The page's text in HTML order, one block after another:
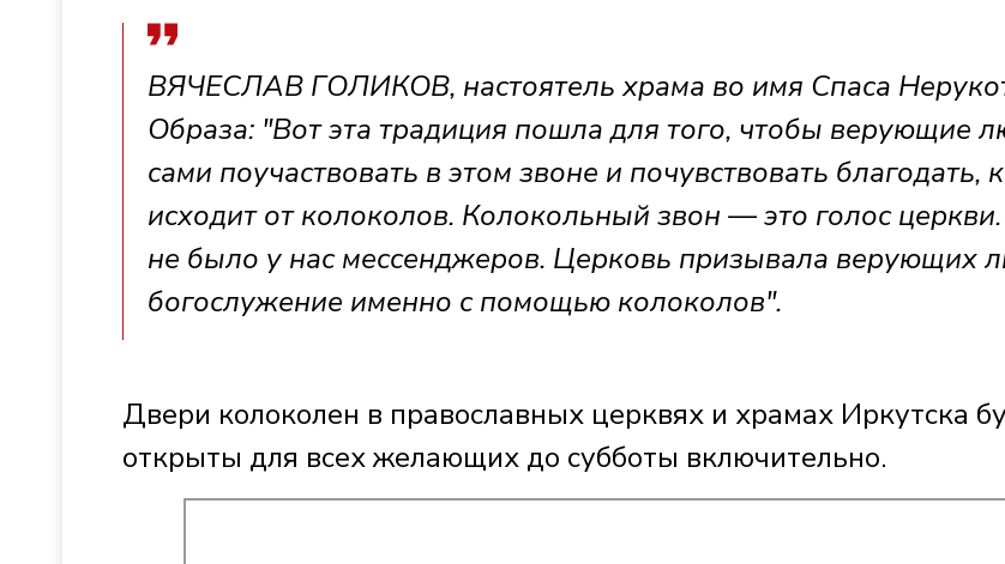
ВЯЧЕСЛАВ ГОЛИКОВ, настоятель храма во имя Спаса
Образа: "Вот эта традиция пошла для того, чтобы верующие
сами поучаствовать в этом звоне и почувствовать благодать,
исходит от колоколов. Колокольный звон — это голос
не было у нас мессенджеров. Церковь призывала верующих
богослужение именно с помощью колоколов".
Двери колоколен в православных церквях и храмах Иркутска
открыты для всех желающих до субботы включительно.